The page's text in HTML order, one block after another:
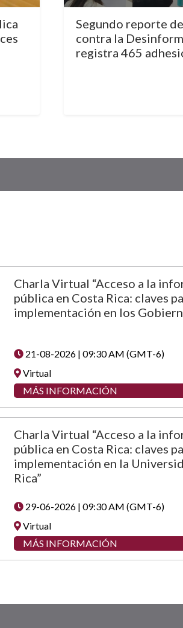
Segundo reporte
contra la
registra 465
Charla Virtual “Acceso a la
pública en Costa Rica: claves
implementación en los
21-08-2026 | 09:30 AM (GMT-6)
Virtual
MÁS INFORMACIÓN
Charla Virtual “Acceso a la
pública en Costa Rica: claves
implementación en la
Rica”
29-06-2026 | 09:30 AM (GMT-6)
Virtual
MÁS INFORMACIÓN